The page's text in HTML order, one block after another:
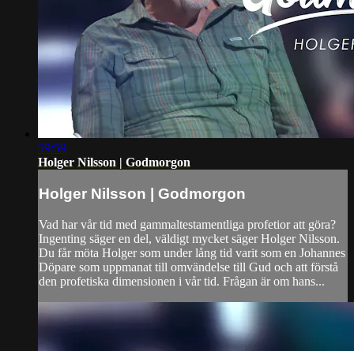
59:59
Holger Nilsson | Godmorgon
Holger Nilsson | Godmorgon
Vad har vår tid med gammaltestamentliga profetior att göra?
Ingenting säger en del, väldigt mycket säger Holger Nilsson.
Du får möta Holger som under lång tid varit som en Johannes
Döpare som uppmanat till omvändelse till Gud och att förstå
den profetiska dimensionen i vår tid. Frågan är om hans...